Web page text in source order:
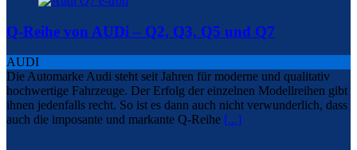
Q-Reihe von AUDi – Q2, Q3, Q5 und Q7
AUDI
Die Automarke Audi steht seit Jahren für moderne und qualitativ
hochwertige Fahrzeuge. Der Erfolg der einzelnen Modellreihen gibt
ihnen jedenfalls recht. So ist es dann auch nicht verwunderlich, dass
auch die imposante und markante Q-Reihe [...]